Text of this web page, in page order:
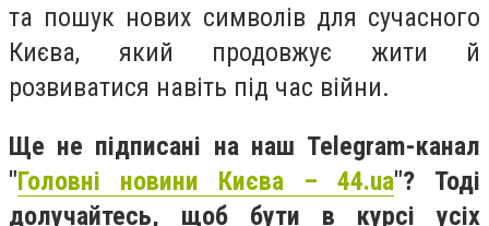
та пошук нових символів для сучасного
Києва, який продовжує жити й
розвиватися навіть під час війни.
Ще не підписані на наш Telegram-канал
"Головні новини Києва – 44.ua"? Тоді
долучайтесь, щоб бути в курсі усіх